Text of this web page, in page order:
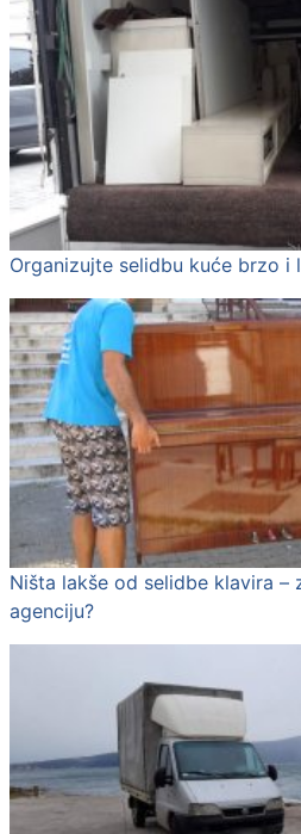
Organizujte selidbu kuće brzo i
Ništa lakše od selidbe klavira –
agenciju?